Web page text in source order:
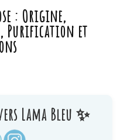
: Origine,
Purification et
Lama Bleu ✨